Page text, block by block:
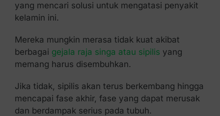
yang mencari solusi untuk mengatasi penyakit
kelamin ini.
Mereka mungkin merasa tidak kuat akibat
berbagai gejala raja singa atau sipilis yang
memang harus disembuhkan.
Jika tidak, sipilis akan terus berkembang hingga
mencapai fase akhir, fase yang dapat merusak
dan berdampak serius pada tubuh.